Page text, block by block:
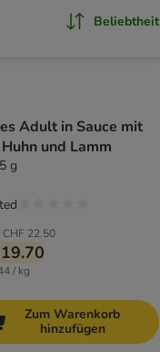
Beliebtheit
Adult in Sauce mit
und Lamm
g
CHF 22.50
/ kg
Zum Warenkorb
hinzufügen